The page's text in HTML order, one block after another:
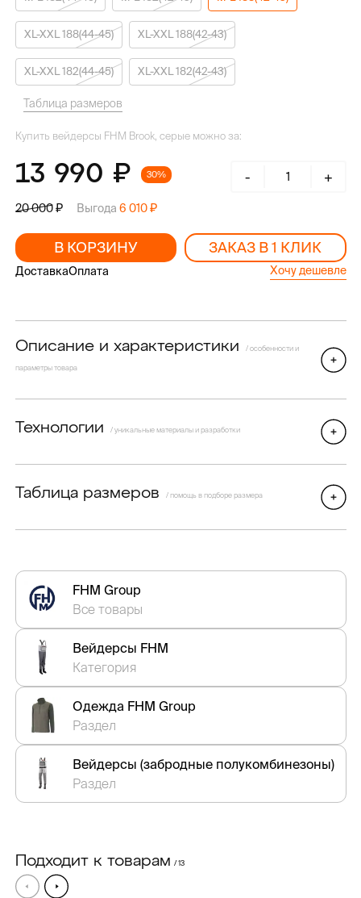
XL-XXL 188(44-45) XL-XXL 188(42-43)
XL-XXL 182(44-45) XL-XXL 182(42-43)
Таблица размеров
Купить вейдерсы FHM Brook, серые можно за:
13 990 30%
20 000 Выгода 6 010
- +
В КОРЗИНУ ЗАКАЗ В 1 КЛИК
ДоставкаОплата Хочу дешевле
Описание и характеристики / особенности и
параметры товара
Технологии / уникальные материалы и разработки
Таблица размеров / помощь в подборе размера
FHM Group
Все товары
Вейдерсы FHM
Категория
Одежда FHM Group
Раздел
Вейдерсы (забродные полукомбинезоны)
Раздел
Подходит к товарам / 13